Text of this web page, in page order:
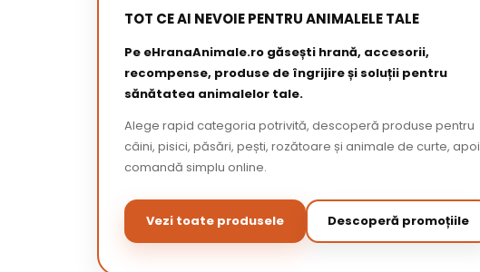
TOT CE AI NEVOIE PENTRU ANIMALELE TALE
Pe eHranaAnimale.ro găsești hrană, accesorii,
recompense, produse de îngrijire și soluții pentru
sănătatea animalelor tale.
Alege rapid categoria potrivită, descoperă produse pentru
câini, pisici, păsări, pești, rozătoare și animale de curte, apoi
comandă simplu online.
Vezi toate produsele Descoperă promoțiile